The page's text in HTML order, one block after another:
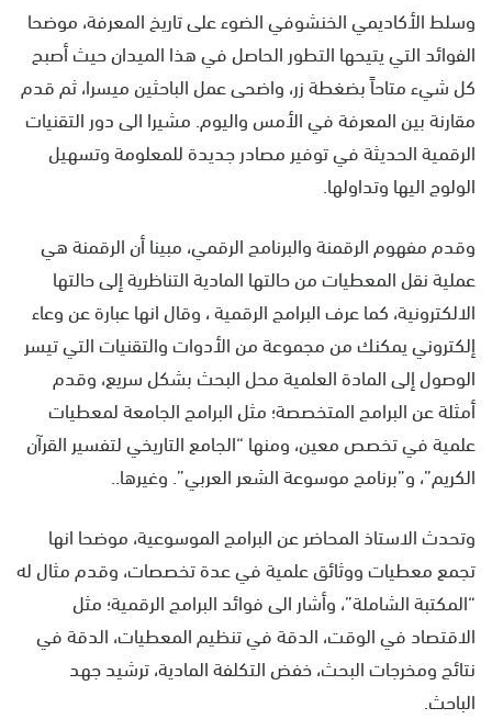
وسلط الأكاديمي الخنشوفي الضوء على تاريخ المعرفة، موضحا
الفوائد التي يتيحها التطور الحاصل في هذا الميدان حيث أصبح
كل شيء متاحاً بضغطة زر، واضحى عمل الباحثين ميسرا، ثم قدم
مقارنة بين المعرفة في الأمس واليوم. مشيرا الى دور التقنيات
الرقمية الحديثة في توفير مصادر جديدة للمعلومة وتسهيل
الولوج اليها وتداولها.
وقدم مفهوم الرقمنة والبرنامج الرقمي، مبينا أن الرقمنة هي
عملية نقل المعطيات من حالتها المادية التناظرية إلى حالتها
الالكترونية، كما عرف البرامج الرقمية ، وقال انها عبارة عن وعاء
إلكتروني يمكنك من مجموعة من الأدوات والتقنيات التي تيسر
الوصول إلى المادة العلمية محل البحث بشكل سريع، وقدم
أمثلة عن البرامج المتخصصة؛ مثل البرامج الجامعة لمعطيات
علمية في تخصص معين، ومنها “الجامع التاريخي لتفسير القرآن
الكريم”، و”برنامج موسوعة الشعر العربي”. وغيرها..
وتحدث الاستاذ المحاضر عن البرامج الموسوعية، موضحا انها
تجمع معطيات ووثائق علمية في عدة تخصصات، وقدم مثال له
“المكتبة الشاملة”، وأشار الى فوائد البرامج الرقمية؛ مثل
الاقتصاد في الوقت، الدقة في تنظيم المعطيات، الدقة في
نتائج ومخرجات البحث، خفض التكلفة المادية، ترشيد جهد
الباحث.